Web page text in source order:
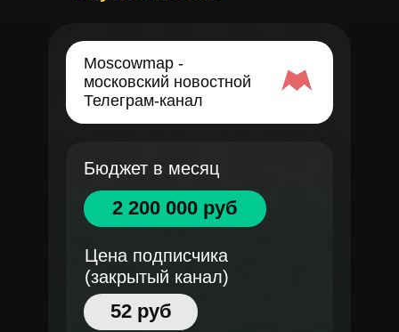
2 200 000 руб
Бюджет в месяц
52 руб
Цена подписчика
(закрытый канал)
Moscowmap -
московский новостной
Телеграм-канал